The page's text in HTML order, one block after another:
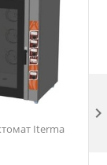
Iterma
